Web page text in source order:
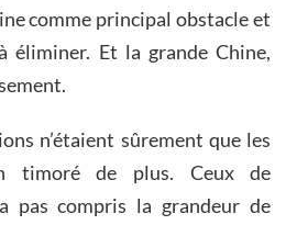
comme principal obstacle et
éliminer. Et la grande Chine,
n’étaient sûrement que les
timoré de plus. Ceux de
pas compris la grandeur de